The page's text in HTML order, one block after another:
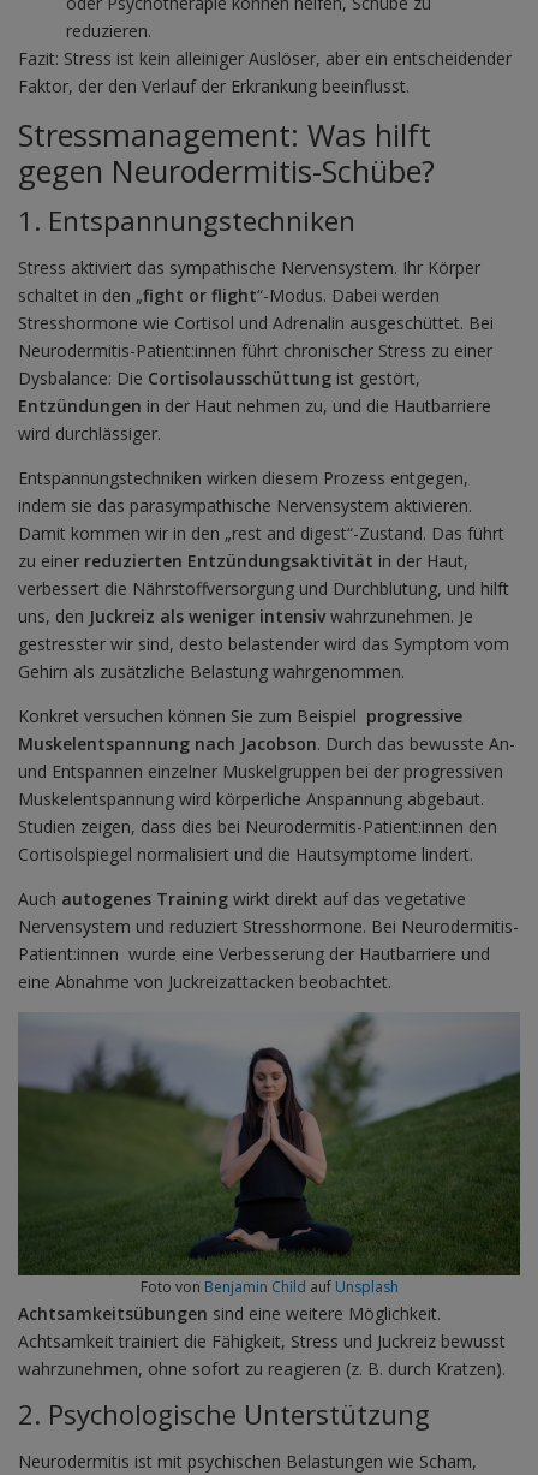
reduzieren.
Fazit: Stress ist kein alleiniger Auslöser, aber ein entscheidender
Faktor, der den Verlauf der Erkrankung beeinflusst.
Stressmanagement: Was hilft
gegen Neurodermitis-Schübe?
1. Entspannungstechniken
Stress aktiviert das sympathische Nervensystem. Ihr Körper
schaltet in den „fight or flight“-Modus. Dabei werden
Stresshormone wie Cortisol und Adrenalin ausgeschüttet. Bei
Neurodermitis-Patient:innen führt chronischer Stress zu einer
Dysbalance: Die Cortisolausschüttung ist gestört,
Entzündungen in der Haut nehmen zu, und die Hautbarriere
wird durchlässiger.
Entspannungstechniken wirken diesem Prozess entgegen,
indem sie das parasympathische Nervensystem aktivieren.
Damit kommen wir in den „rest and digest“-Zustand. Das führt
zu einer reduzierten Entzündungsaktivität in der Haut,
verbessert die Nährstoffversorgung und Durchblutung, und hilft
uns, den Juckreiz als weniger intensivwahrzunehmen. Je
gestresster wir sind, desto belastender wird das Symptom vom
Gehirn als zusätzliche Belastung wahrgenommen.
Konkret versuchen können Sie zum Beispiel progressive
Muskelentspannung nach Jacobson. Durch das bewusste An-
und Entspannen einzelner Muskelgruppen bei der progressiven
Muskelentspannung wird körperliche Anspannung abgebaut.
Studien zeigen, dass dies bei Neurodermitis-Patient:innen den
Cortisolspiegel normalisiert und die Hautsymptome lindert.
Auch autogenes Training wirkt direkt auf das vegetative
Nervensystem und reduziert Stresshormone. Bei Neurodermitis-
Patient:innen wurde eine Verbesserung der Hautbarriere und
eine Abnahme von Juckreizattacken beobachtet.
Foto von Benjamin Child auf Unsplash
Achtsamkeitsübungen sind eine weitere Möglichkeit.
Achtsamkeit trainiert die Fähigkeit, Stress und Juckreiz bewusst
wahrzunehmen, ohne sofort zu reagieren (z. B. durch Kratzen).
2. Psychologische Unterstützung
Neurodermitis ist mit psychischen Belastungen wie Scham,